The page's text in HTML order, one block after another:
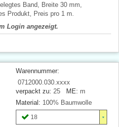
Band, Breite 30 mm,
Produkt, Preis pro 1 m.
Login angezeigt.
Warennummer:
0712000.030.xxxx
verpackt zu: 25 ME: m
Material: 100% Baumwolle
18